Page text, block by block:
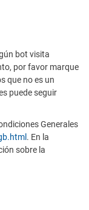
bot visita
por favor marque
que no es un
puede seguir
Generales
. En la
sobre la